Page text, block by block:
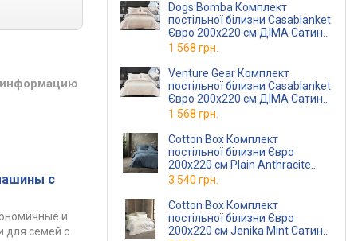
информацию
с
и
для семей с
Dogs Bomba Комплект
постільної білизни Casablanket
Євро 200х220 см ДІМА Сатин-
Страйп бежевий
(2,0 Страйп ДІМАбеж)
1 568 грн.
Venture Gear Комплект
постільної білизни Casablanket
Євро 200х220 см ДІМА Сатин-
Страйп молочний
(2,0 Страйп ДІМАмолочний)
1 568 грн.
Cotton Box Комплект
постільної білизни Євро
200х220 см Plain Anthracite
Ранфорс
3 540 грн.
Cotton Box Комплект
постільної білизни Євро
200х220 см Jenika Mint Сатин